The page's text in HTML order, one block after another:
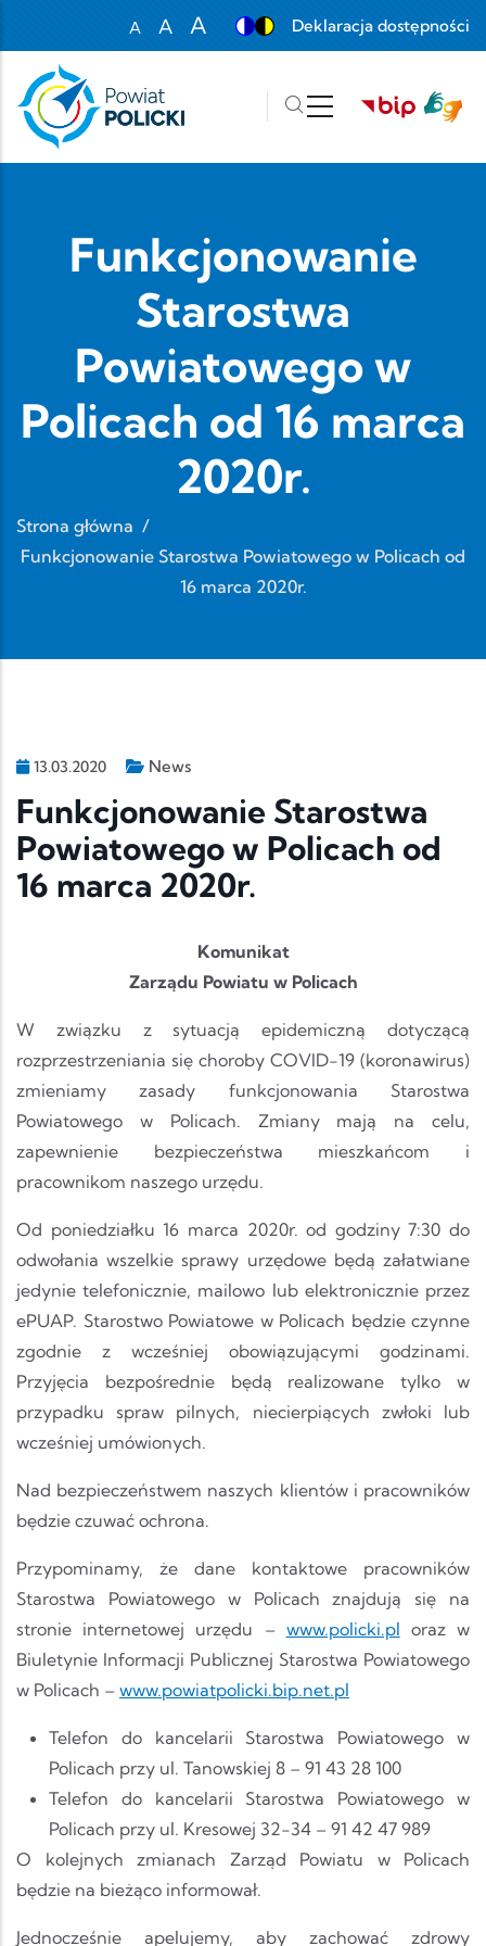
A
Set font size to 100%
A
A
Deklaracja dostępności
Funkcjonowanie
Starostwa
Powiatowego w
Policach od 16 marca
2020r.
Strona główna /
Funkcjonowanie Starostwa Powiatowego w Policach od
16 marca 2020r.
13.03.2020 News
Funkcjonowanie Starostwa
Powiatowego w Policach od
16 marca 2020r.
Komunikat
Zarządu Powiatu w Policach
W związku z sytuacją epidemiczną dotyczącą
rozprzestrzeniania się choroby COVID-19 (koronawirus)
zmieniamy zasady funkcjonowania Starostwa
Powiatowego w Policach. Zmiany mają na celu,
zapewnienie bezpieczeństwa mieszkańcom i
pracownikom naszego urzędu.
Od poniedziałku 16 marca 2020r. od godziny 7:30 do
odwołania wszelkie sprawy urzędowe będą załatwiane
jedynie telefonicznie, mailowo lub elektronicznie przez
ePUAP. Starostwo Powiatowe w Policach będzie czynne
zgodnie z wcześniej obowiązującymi godzinami.
Przyjęcia bezpośrednie będą realizowane tylko w
przypadku spraw pilnych, niecierpiących zwłoki lub
wcześniej umówionych.
Nad bezpieczeństwem naszych klientów i pracowników
będzie czuwać ochrona.
Przypominamy, że dane kontaktowe pracowników
Starostwa Powiatowego w Policach znajdują się na
stronie internetowej urzędu – www.policki.pl oraz w
Biuletynie Informacji Publicznej Starostwa Powiatowego
w Policach – www.powiatpolicki.bip.net.pl
Telefon do kancelarii Starostwa Powiatowego w
Policach przy ul. Tanowskiej 8 – 91 43 28 100
Telefon do kancelarii Starostwa Powiatowego w
Policach przy ul. Kresowej 32-34 – 91 42 47 989
O kolejnych zmianach Zarząd Powiatu w Policach
będzie na bieżąco informował.
Jednocześnie apelujemy, aby zachować zdrowy